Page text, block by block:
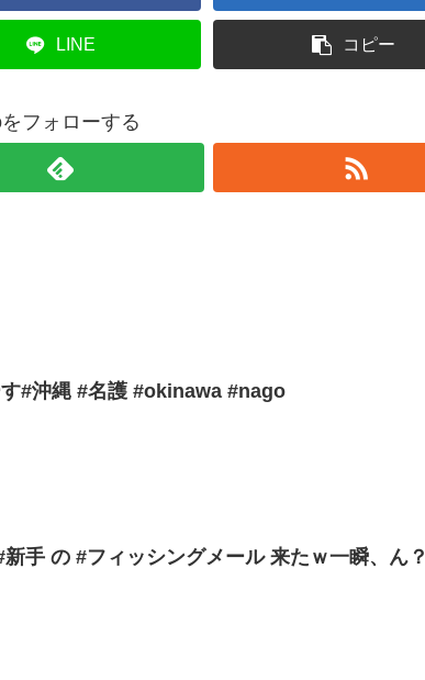
LINE コピー
フォローする
す#沖縄 #名護 #okinawa #nago
手 の #フィッシングメール 来たｗ一瞬、ん？